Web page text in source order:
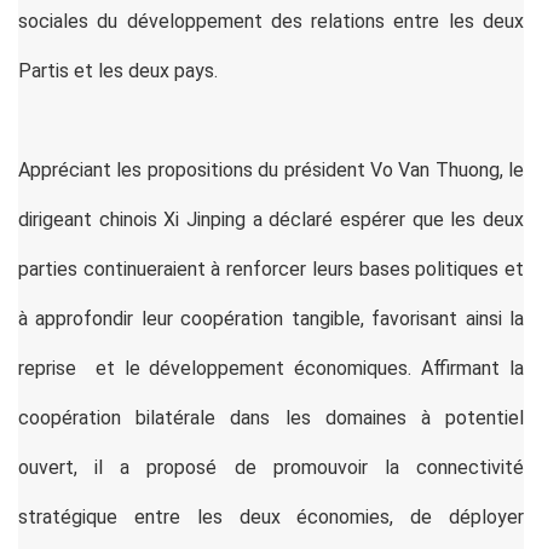
sociales du développement des relations entre les deux
Partis et les deux pays.
Appréciant les propositions du président Vo Van Thuong, le
dirigeant chinois Xi Jinping a déclaré espérer que les deux
parties continueraient à renforcer leurs bases politiques et
à approfondir leur coopération tangible, favorisant ainsi la
reprise et le développement économiques. Affirmant la
coopération bilatérale dans les domaines à potentiel
ouvert, il a proposé de promouvoir la connectivité
stratégique entre les deux économies, de déployer